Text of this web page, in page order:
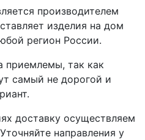
производителем
изделия на дом
регион России.
приемлемы, так как
самый не дорогой и
доставку осуществляем
направления у